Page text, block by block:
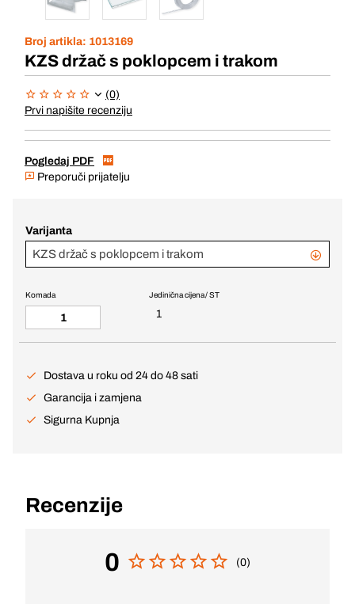
Broj artikla: 1013169
KZS držač s poklopcem i trakom
(0)
Prvi napišite recenziju
Pogledaj PDF
Preporuči prijatelju
Varijanta
KZS držač s poklopcem i trakom
Jedinična cijena / ST
1
Komada
Dostava u roku od 24 do 48 sati
Garancija i zamjena
Sigurna Kupnja
Recenzije
0 (0)